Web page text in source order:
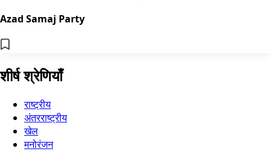
Azad Samaj Party
शीर्ष श्रेणियाँ
राष्ट्रीय
अंतरराष्ट्रीय
खेल
मनोरंजन